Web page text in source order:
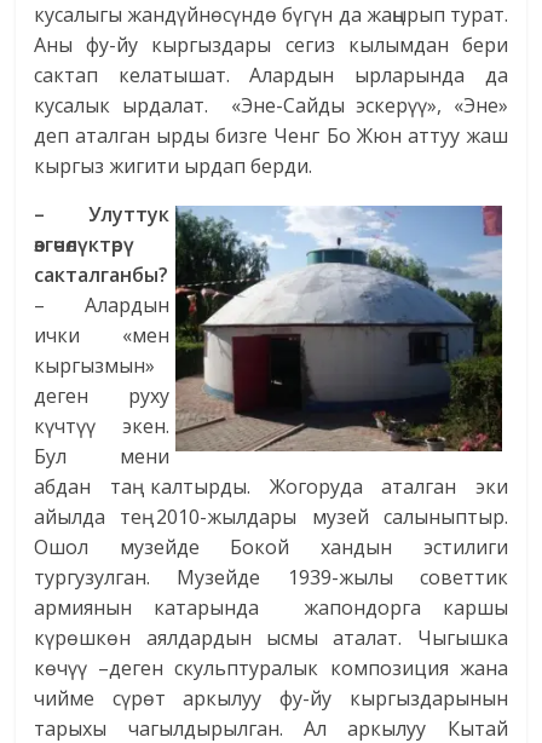
кусалыгы жандүйнөсүндө бүгүн да жаңырып турат.
Аны фу-йу кыргыздары сегиз кылымдан бери
сактап келатышат. Алардын ырларында да
кусалык ырдалат. «Эне-Сайды эскерүү», «Эне»
деп аталган ырды бизге Ченг Бо Жюн аттуу жаш
кыргыз жигити ырдап берди.
– Улуттук
өзгөчөлүктөрү
сакталганбы?
– Алардын
ички «мен
кыргызмын»
деген руху
күчтүү экен.
Бул мени
абдан таң калтырды. Жогоруда аталган эки
айылда тең 2010-жылдары музей салыныптыр.
Ошол музейде Бокой хандын эстилиги
тургузулган. Музейде 1939-жылы советтик
армиянын катарында жапондорга каршы
күрөшкөн аялдардын ысмы аталат. Чыгышка
көчүү –деген скульптуралык композиция жана
чийме сүрөт аркылуу фу-йу кыргыздарынын
тарыхы чагылдырылган. Ал аркылуу Кытай